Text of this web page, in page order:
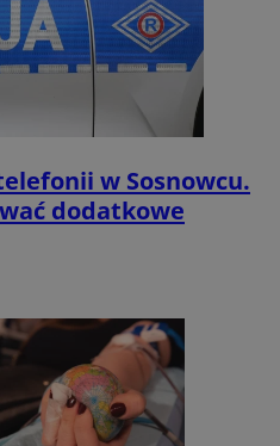
w Sosnowcu.
dodatkowe